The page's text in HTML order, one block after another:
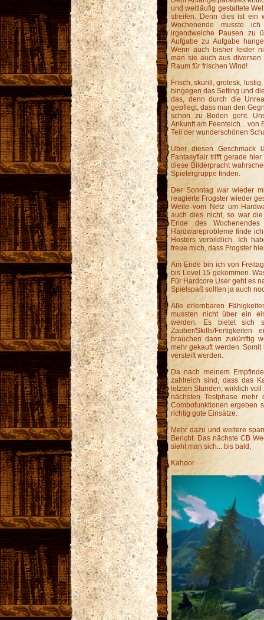
und weitläufig gestaltete
streifen. Denn dies ist ein
Wochenende musste
irgendwelche Pausen zu
Aufgabe zu Aufgabe
Wenn auch bisher leider
man sie auch aus
Raum für frischen Wind!
Frisch, skurill, grotesk,
hingegen das Setting und
das, denn durch die
gepflegt, dass man den
schon zu Boden geht.
Ankunft am Feenteich... von
Teil der wunderschönen
Über diesen Geschmack
Fantasyflair trifft gerade
diese Bilderpracht
Spielergruppe finden.
Der Sonntag war wieder
reagierte Frogster wieder
Weile vom Netz um
auch dies nicht, so war
Ende des
Hardwareprobleme finde
Hosters vorbildlich. Ich
freue mich, dass Frogster
Am Ende bin ich von
bis Level 15 gekommen.
Für Hardcore User geht es
Spielspaß sollten ja auch
Alle erlernbaren
mussten nicht über ein
werden. Es bietet sich
Zauber/Skills/Fertigkeiten
brauchen dann zukünftig
mehr gekauft werden.
versteift werden.
Da nach meinem
zahlreich sind, dass das
letzten Stunden, wirklich
nächsten Testphase
Combofunktionen ergeben
richtig gute Einsätze.
Mehr dazu und weitere
Bericht. Das nächste CB
sieht man sich... bis bald,
Kahdor